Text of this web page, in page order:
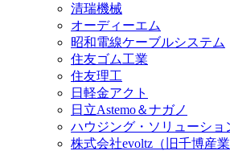
清瑞機械
オーディーエム
昭和電線ケーブルシステム
住友ゴム工業
住友理工
日軽金アクト
日立Astemo＆ナガノ
ハウジング・ソリューショ
株式会社evoltz（旧千博産業